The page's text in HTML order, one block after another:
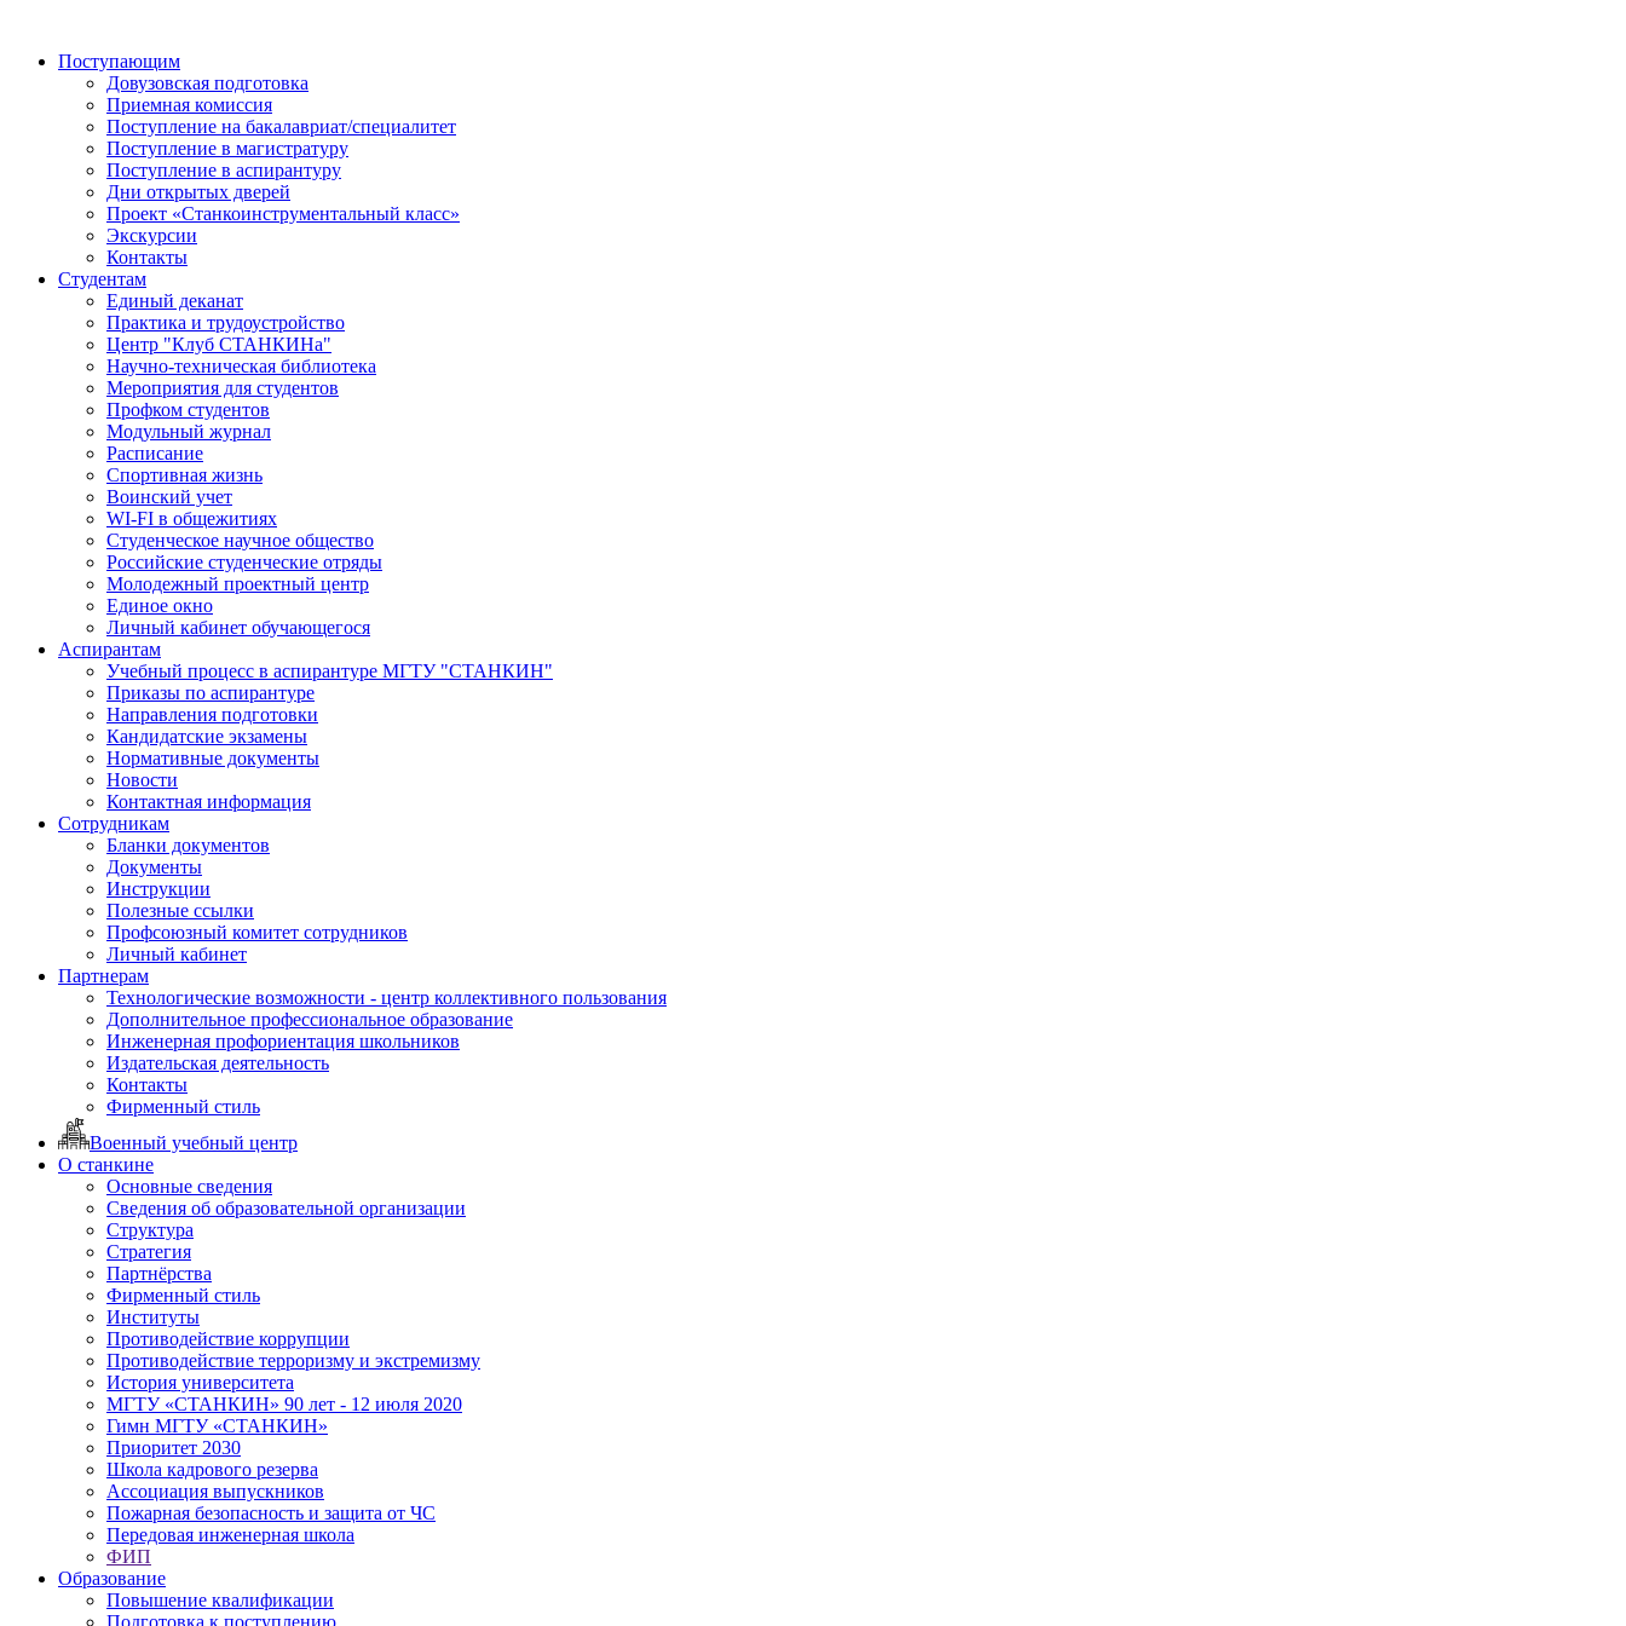
Поступающим
Довузовская подготовка
Приемная комиссия
Поступление на бакалавриат/специалитет
Поступление в магистратуру
Поступление в аспирантуру
Дни открытых дверей
Проект «Станкоинструментальный класс»
Экскурсии
Контакты
Студентам
Единый деканат
Практика и трудоустройство
Центр "Клуб СТАНКИНа"
Научно-техническая библиотека
Мероприятия для студентов
Профком студентов
Модульный журнал
Расписание
Спортивная жизнь
Воинский учет
WI-FI в общежитиях
Студенческое научное общество
Российские студенческие отряды
Молодежный проектный центр
Единое окно
Личный кабинет обучающегося
Аспирантам
Учебный процесс в аспирантуре МГТУ "СТАНКИН"
Приказы по аспирантуре
Направления подготовки
Кандидатские экзамены
Нормативные документы
Новости
Контактная информация
Сотрудникам
Бланки документов
Документы
Инструкции
Полезные ссылки
Профсоюзный комитет сотрудников
Личный кабинет
Партнерам
Технологические возможности - центр коллективного пользования
Дополнительное профессиональное образование
Инженерная профориентация школьников
Издательская деятельность
Контакты
Фирменный стиль
Военный учебный центр
О станкине
Основные сведения
Сведения об образовательной организации
Структура
Стратегия
Партнёрства
Фирменный стиль
Институты
Противодействие коррупции
Противодействие терроризму и экстремизму
История университета
МГТУ «СТАНКИН» 90 лет - 12 июля 2020
Гимн МГТУ «СТАНКИН»
Приоритет 2030
Школа кадрового резерва
Ассоциация выпускников
Пожарная безопасность и защита от ЧС
Передовая инженерная школа
ФИП
Образование
Повышение квалификации
Подготовка к поступлению